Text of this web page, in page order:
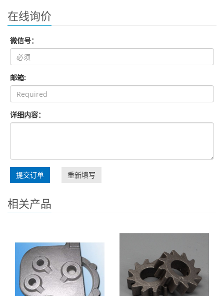
在线询价
微信号：
邮箱:
详细内容：
提交订单 重新填写
相关产品